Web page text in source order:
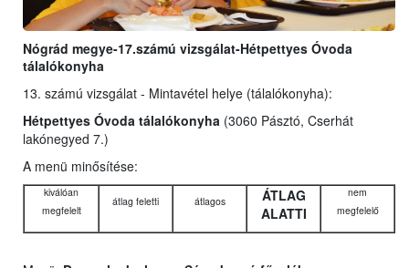
Nógrád megye-17.számú vizsgálat-Hétpettyes Óvoda
tálalókonyha
13. számú vizsgálat - Mintavétel helye (tálalókonyha):
Hétpettyes Óvoda tálalókonyha (3060 Pásztó, Cserhát
lakónegyed 7.)
A menü minősítése:
kiválóan
megfelelt
átlag feletti átlagos
ÁTLAG
ALATTI
nem
megfelelő